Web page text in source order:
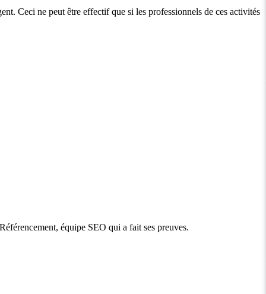
Ceci ne peut être effectif que si les professionnels de ces activités
équipe SEO qui a fait ses preuves.